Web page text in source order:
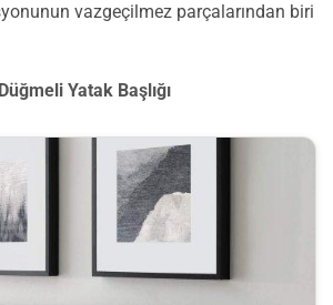
vazgeçilmez parçalarından biri
Yatak Başlığı